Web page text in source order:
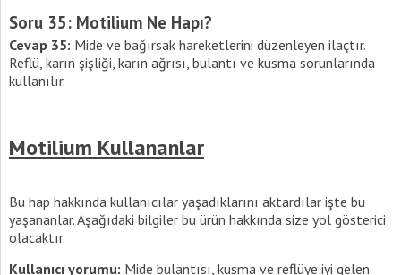
Soru 35: Motilium Ne Hapı?
Cevap 35: Mide ve bağırsak hareketlerini düzenleyen ilaçtır.
Reflü, karın şişliği, karın ağrısı, bulantı ve kusma sorunlarında
kullanılır.
Motilium Kullananlar
Bu hap hakkında kullanıcılar yaşadıklarını aktardılar işte bu
yaşananlar. Aşağıdaki bilgiler bu ürün hakkında size yol gösterici
olacaktır.
Kullanıcı yorumu: Mide bulantısı, kusma ve reflüye iyi gelen